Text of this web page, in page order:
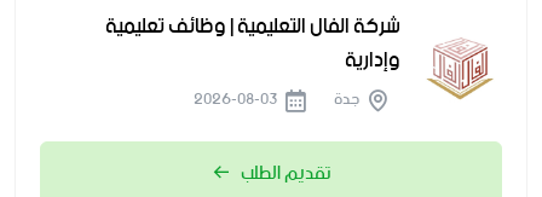
شركة الفال التعليمية | وظائف تعليمية
وإدارية
جدة
تقديم الطلب